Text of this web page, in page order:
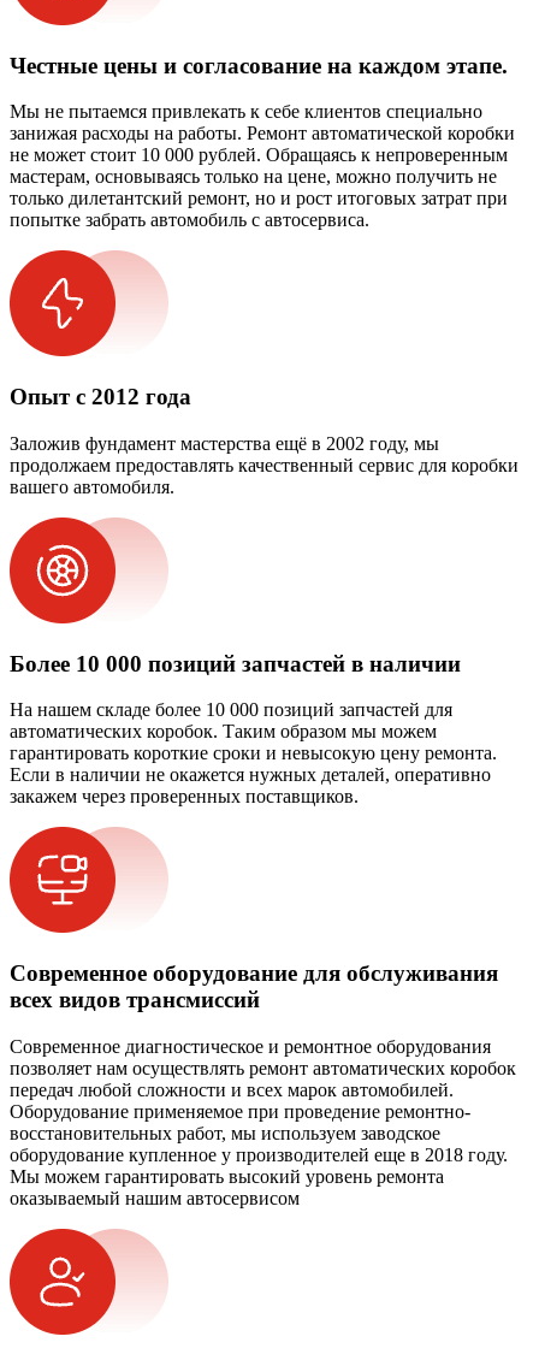
Честные цены и согласование на каждом этапе.
Мы не пытаемся привлекать к себе клиентов специально
занижая расходы на работы. Ремонт автоматической коробки
не может стоит 10 000 рублей. Обращаясь к непроверенным
мастерам, основываясь только на цене, можно получить не
только дилетантский ремонт, но и рост итоговых затрат при
попытке забрать автомобиль с автосервиса.
Опыт с 2012 года
Заложив фундамент мастерства ещё в 2002 году, мы
продолжаем предоставлять качественный сервис для коробки
вашего автомобиля.
Более 10 000 позиций запчастей в наличии
На нашем складе более 10 000 позиций запчастей для
автоматических коробок. Таким образом мы можем
гарантировать короткие сроки и невысокую цену ремонта.
Если в наличии не окажется нужных деталей, оперативно
закажем через проверенных поставщиков.
Современное оборудование для обслуживания
всех видов трансмиссий
Современное диагностическое и ремонтное оборудования
позволяет нам осуществлять ремонт автоматических коробок
передач любой сложности и всех марок автомобилей.
Оборудование применяемое при проведение ремонтно-
восстановительных работ, мы используем заводское
оборудование купленное у производителей еще в 2018 году.
Мы можем гарантировать высокий уровень ремонта
оказываемый нашим автосервисом